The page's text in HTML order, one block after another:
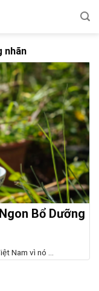
nhãn
Bổ Dưỡng
Nam vì nó ...